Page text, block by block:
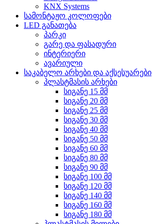
KNX Systems
სამონტაჟო კოლოფები
LED განათება
პარკი
გარე და ფასადური
ინტერიერი
ავარიული
საკაბელო არხები და აქსესუარები
პლასტმასის არხები
სიგანე 15 მმ
სიგანე 20 მმ
სიგანე 25 მმ
სიგანე 30 მმ
სიგანე 40 მმ
სიგანე 50 მმ
სიგანე 60 მმ
სიგანე 80 მმ
სიგანე 90 მმ
სიგანე 100 მმ
სიგანე 120 მმ
სიგანე 140 მმ
სიგანე 160 მმ
სიგანე 180 მმ